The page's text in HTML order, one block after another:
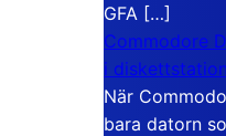
GFA […]
Commodore
i
När
bara datorn